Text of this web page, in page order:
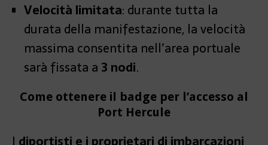
Velocità limitata: durante tutta la
durata della manifestazione, la velocità
massima consentita nell’area portuale
sarà fissata a 3 nodi.
Come ottenere il badge per l’accesso al
Port Hercule